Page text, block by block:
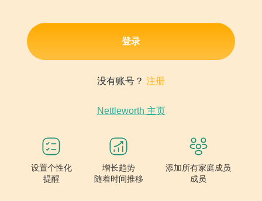
登录
没有账号？ 注册
Nettleworth 主页
设置个性化
提醒
增长趋势
随着时间推移
添加所有家庭成员
成员